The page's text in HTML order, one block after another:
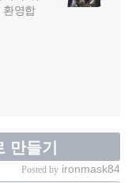
환영합
만들기
Posted by ironmask84